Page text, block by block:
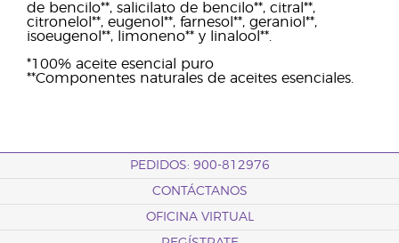
de bencilo**, salicilato de bencilo**, citral**,
citronelol**, eugenol**, farnesol**, geraniol**,
isoeugenol**, limoneno** y linalool**.
*100% aceite esencial puro
**Componentes naturales de aceites esenciales.
PEDIDOS: 900-812976
CONTÁCTANOS
OFICINA VIRTUAL